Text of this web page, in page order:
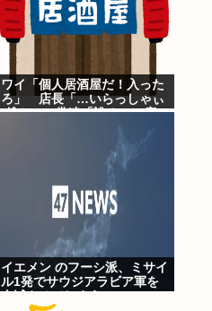
ワイ「個人居酒屋だ！入った
ろ」 店長「…いらっしゃぃ
(ﾎﾞｿｯ」 常連「誰？」 店
イエメン のフーシ派、ミサイ
ル1発でサウジアラビア軍を